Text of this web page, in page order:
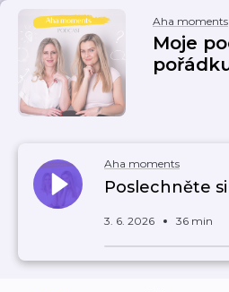
Aha moments
Moje
Aha moments
Poslechněte
3. 6. 2026 36 min